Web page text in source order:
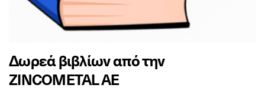
Δωρεά βιβλίων από την
ZINCOMETAL ΑΕ